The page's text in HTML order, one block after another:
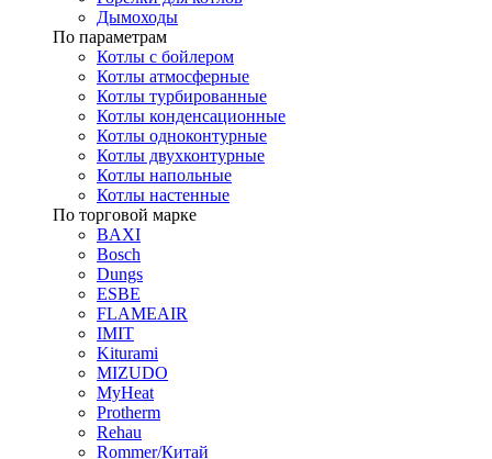
Дымоходы
По параметрам
Котлы с бойлером
Котлы атмосферные
Котлы турбированные
Котлы конденсационные
Котлы одноконтурные
Котлы двухконтурные
Котлы напольные
Котлы настенные
По торговой марке
BAXI
Bosch
Dungs
ESBE
FLAMEAIR
IMIT
Kiturami
MIZUDO
MyHeat
Protherm
Rehau
Rommer/Китай